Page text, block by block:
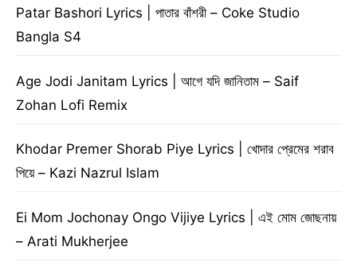
Patar Bashori Lyrics | পাতার বাঁশরী – Coke Studio
Bangla S4
Age Jodi Janitam Lyrics | আগে যদি জানিতাম – Saif
Zohan Lofi Remix
Khodar Premer Shorab Piye Lyrics | খোদার প্রেমের শরাব
পিয়ে – Kazi Nazrul Islam
Ei Mom Jochonay Ongo Vijiye Lyrics | এই মোম জোছনায়
– Arati Mukherjee